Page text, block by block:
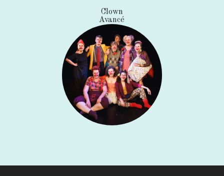
Clown
Avancé